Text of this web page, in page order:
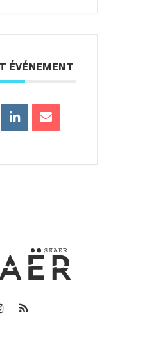
ÉVÉNEMENT
Lien